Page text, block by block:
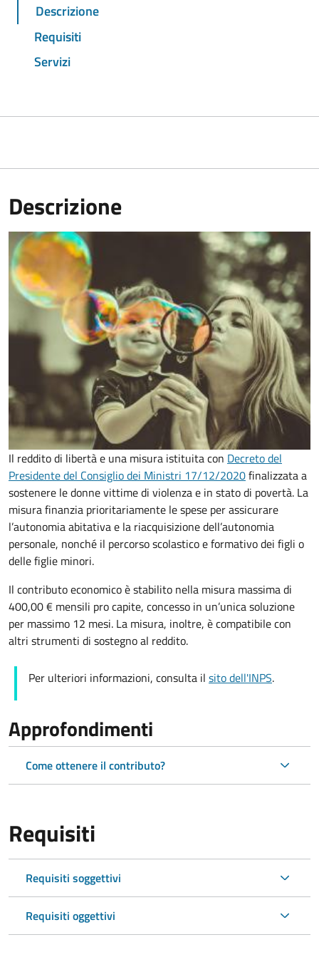
Descrizione
Requisiti
Servizi
Descrizione
Il reddito di libertà e una misura istituita con Decreto del
Presidente del Consiglio dei Ministri 17/12/2020finalizzata a
sostenere le donne vittime di violenza e in stato di povertà. La
misura finanzia prioritariamente le spese per assicurare
l’autonomia abitativa e la riacquisizione dell’autonomia
personale, nonché il percorso scolastico e formativo dei figli o
delle figlie minori.
Il contributo economico è stabilito nella misura massima di
400,00 € mensili pro capite, concesso in un’unica soluzione
per massimo 12 mesi. La misura, inoltre, è compatibile con
altri strumenti di sostegno al reddito.
Per ulteriori informazioni, consulta il sito dell'INPS.
Approfondimenti
Come ottenere il contributo?
Requisiti
Requisiti soggettivi
Requisiti oggettivi